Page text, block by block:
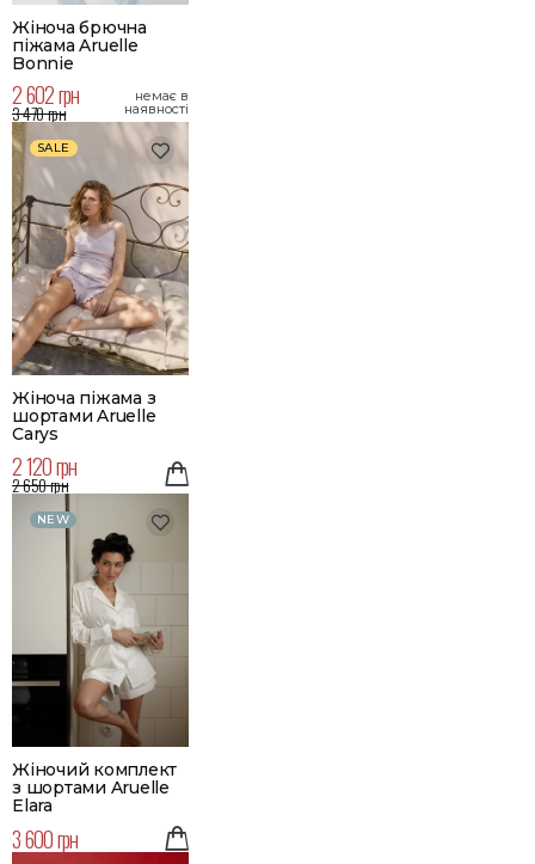
Жіноча брючна
піжама Aruelle
Bonnie
2 602 грн
3 470 грн
немає в
наявності
SALE
Жіноча піжама з
шортами Aruelle
Carys
2 120 грн
2 650 грн
NEW
Жіночий комплект
з шортами Aruelle
Elara
3 600 грн